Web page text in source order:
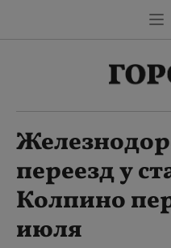
переезд у
Колпино
июля